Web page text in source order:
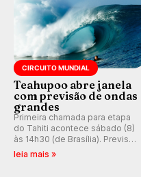
CIRCUITO MUNDIAL
Teahupoo abre janela
com previsão de ondas
grandes
Primeira chamada para etapa
do Tahiti acontece sábado (8)
às 14h30 (de Brasília). Previsão
indica swell consistente.
leia mais »